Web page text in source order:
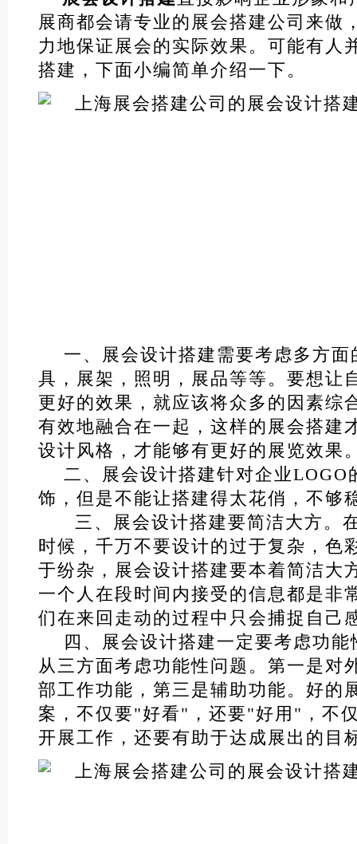
展商都会请专业的展会搭建公司来做
力地保证展会的实际效果。可能有人
搭建，下面小编简单介绍一下。
一、展会设计搭建需要考虑多方面
具，展架，照明，展品等等。要想让
更好的效果，就应该将众多的因素综
有效地融合在一起，这样的展会搭建
设计风格，才能够有更好的展览效果
二、展会设计搭建针对企业LOGO
饰，但是不能让搭建得太花俏，不够
三、展会设计搭建要简洁大方。
时候，千万不要设计的过于复杂，色
于纷杂，展会设计搭建要本着简洁大
一个人在段时间内接受的信息都是非
们在来回走动的过程中只会捕捉自己
四、展会设计搭建一定要考虑功能
从三方面考虑功能性问题。第一是对
部工作功能，第三是辅助功能。好的
案，不仅要"好看"，还要"好用"，不
开展工作，还要有助于达成展出的目